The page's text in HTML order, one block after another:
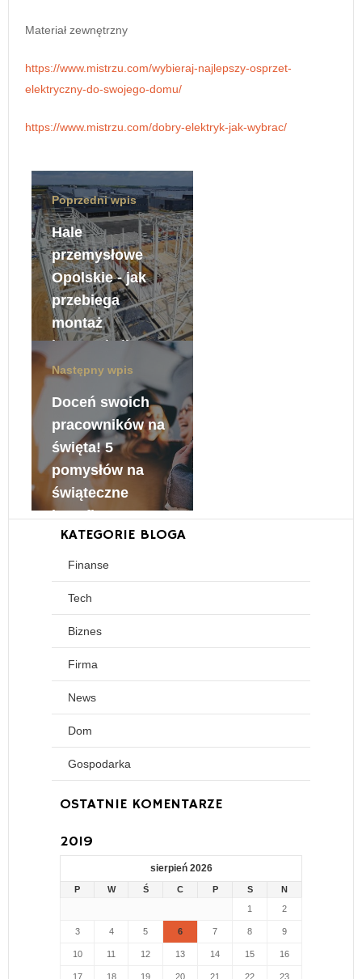
Materiał zewnętrzny
https://www.mistrzu.com/wybieraj-najlepszy-osprzet-
elektryczny-do-swojego-domu/
https://www.mistrzu.com/dobry-elektryk-jak-wybrac/
Poprzedni wpis
Hale
przemysłowe
Opolskie - jak
przebiega
montaż
konstrukcji
stalowej?
31 października, 2021
Następny wpis
Doceń swoich
pracowników na
święta! 5
pomysłów na
świąteczne
benefity
pracownicze
31 października, 2021
KATEGORIE BLOGA
Finanse
Tech
Biznes
Firma
News
Dom
Gospodarka
OSTATNIE KOMENTARZE
2019
sierpień 2026
P W Ś C P S
N
1
2
3 4 5 6 7 8 9
10 11 12 13 14 15 16
17 18 19 20 21 22 23